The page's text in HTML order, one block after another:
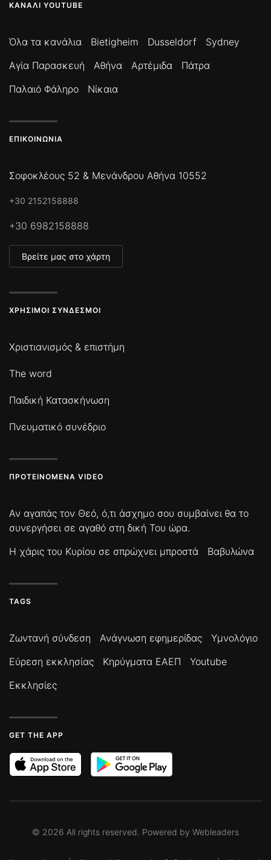
ΚΑΝΆΛΙ YOUTUBE
Όλα τα κανάλια Bietigheim Dusseldorf
Sydney
Αγία Παρασκευή
Αθήνα Αρτέμιδα
Πάτρα
Παλαιό Φάληρο
Νίκαια
ΕΠΙΚΟΙΝΩΝΊΑ
Σοφοκλέους 52 & Μενάνδρου Αθήνα 10552
+30 2152158888
+30 6982158888
Βρείτε μας στο χάρτη
ΧΡΉΣΙΜΟΙ ΣΎΝΔΕΣΜΟΙ
Χριστιανισμός & επιστήμη
The word
Παιδική Κατασκήνωση
Πνευματικό συνέδριο
ΠΡΟΤΕΙΝΌΜΕΝΑ VIDEO
Αν αγαπάς τον Θεό, ό,τι άσχημο σου συμβαίνει θα το
συνεργήσει σε αγαθό στη δική Του ώρα.
Η χάρις του Κυρίου σε σπρώχνει μπροστά
Βαβυλώνα
TAGS
Ζωντανή σύνδεση Ανάγνωση εφημερίδας
Υμνολόγιο
Εύρεση εκκλησίας
Κηρύγματα ΕΑΕΠ
Youtube
Εκκλησίες
GET THE APP
© 2026 All rights reserved. Powered by Webleaders